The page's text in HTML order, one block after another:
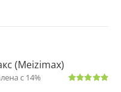
(Meizimax)
с 14%